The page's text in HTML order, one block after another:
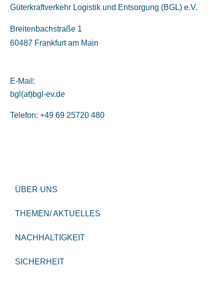
Güterkraftverkehr Logistik und Entsorgung (BGL) e.V.
Breitenbachstraße 1
60487 Frankfurt am Main
E-Mail:
bgl(at)bgl-ev.de
Telefon: +49 69 25720 480
ÜBER UNS
THEMEN/ AKTUELLES
NACHHALTIGKEIT
SICHERHEIT